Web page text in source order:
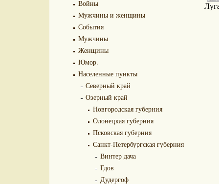
Войны
Мужчины и женщины
События
Мужчины
Женщины
Юмор.
Населенные пункты
Северный край
Озерный край
Новгородская губерния
Олонецкая губерния
Псковская губерния
Санкт-Петербургская губерния
Винтер дача
Гдов
Дудергоф